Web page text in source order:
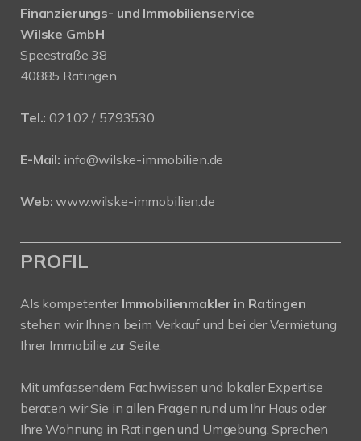
Finanzierungs- und Immobilienservice
Wilske GmbH
Speestraße 38
40885 Ratingen
Tel.: 02102 / 5793530
E-Mail: info@wilske-immobilien.de
Web: www.wilske-immobilien.de
PROFIL
Als kompetenter Immobilienmakler in Ratingen
stehen wir Ihnen beim Verkauf und bei der Vermietung
Ihrer Immobilie zur Seite.
Mit umfassendem Fachwissen und lokaler Expertise
beraten wir Sie in allen Fragen rund um Ihr Haus oder
Ihre Wohnung in Ratingen und Umgebung. Sprechen